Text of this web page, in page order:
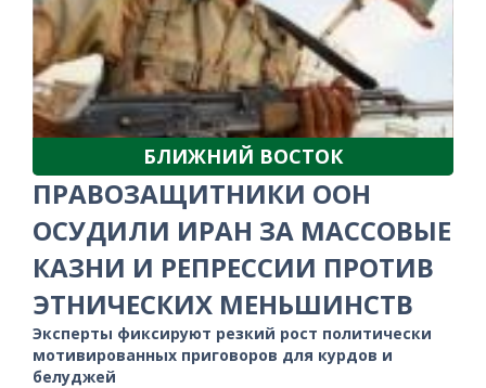
БЛИЖНИЙ ВОСТОК
ПРАВОЗАЩИТНИКИ ООН
ОСУДИЛИ ИРАН ЗА МАССОВЫЕ
КАЗНИ И РЕПРЕССИИ ПРОТИВ
ЭТНИЧЕСКИХ МЕНЬШИНСТВ
Эксперты фиксируют резкий рост политически
мотивированных приговоров для курдов и
белуджей